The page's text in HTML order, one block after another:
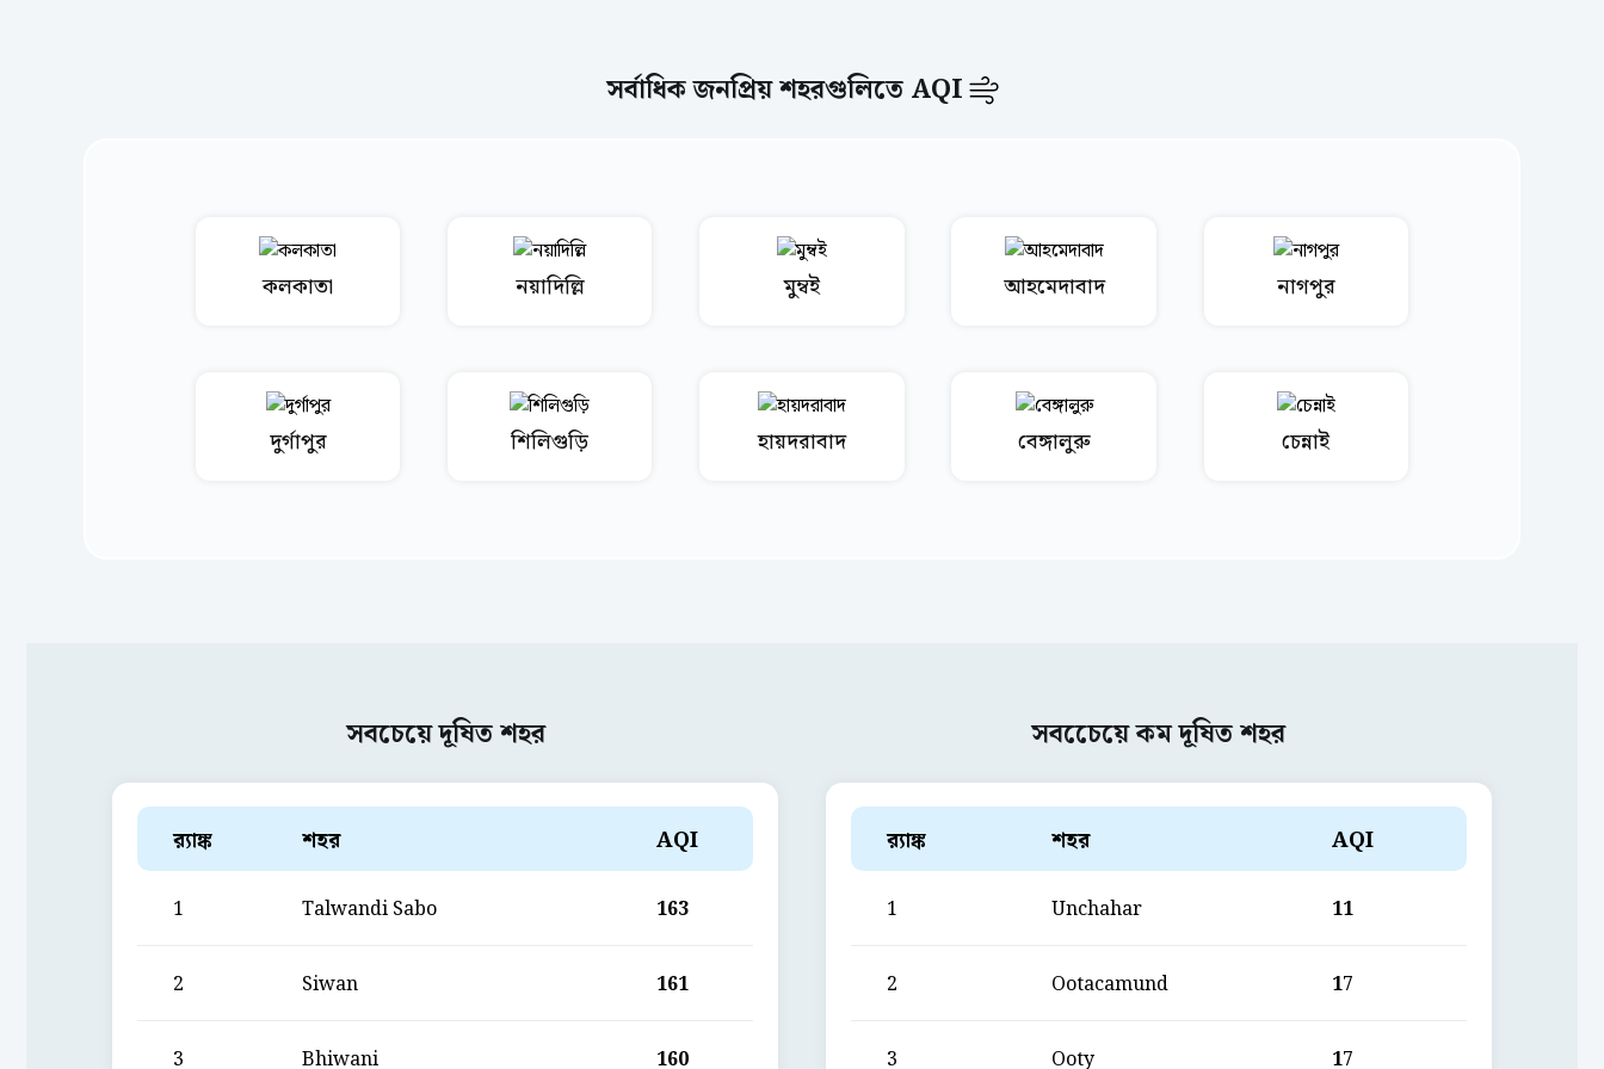
সর্বাধিক জনপ্রিয় শহরগুলিতে AQI
কলকাতা নয়াদিল্লি মুম্বই আহমেদাবাদ নাগপুর
দুর্গাপুর শিলিগুড়ি হায়দরাবাদ বেঙ্গালুরু চেন্নাই
সবচেয়ে দূষিত শহর
ব়্যাঙ্ক শহর AQI
1 Talwandi Sabo 163
2 Siwan 161
3 Bhiwani 160
সবচেেয়ে কম দূষিত শহর
ব়্যাঙ্ক শহর AQI
1 Unchahar 11
2 Ootacamund 17
3 Ooty 17